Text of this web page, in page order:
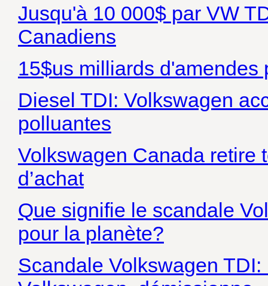
Jusqu'à 10 000$ par VW
Canadiens
15$us milliards d'amendes
Diesel TDI: Volkswagen
polluantes
Volkswagen Canada retire
d’achat
Que signifie le scandale
pour la planète?
Scandale Volkswagen